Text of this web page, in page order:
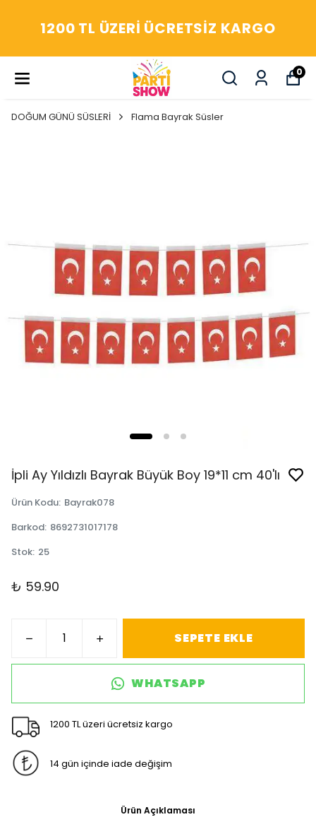
YAŞASIN! ARADIĞIM HERŞEY
PARTİ SHOW'DA
0
DOĞUM GÜNÜ SÜSLERİ Flama Bayrak Süsler
İpli Ay Yıldızlı Bayrak Büyük Boy 19*11 cm 40'lı
Ürün Kodu: Bayrak078
Barkod: 8692731017178
Stok: 25
₺ 59.90
SEPETE EKLE
WHATSAPP
1200 TL üzeri ücretsiz kargo
14 gün içinde iade değişim
Ürün Açıklaması